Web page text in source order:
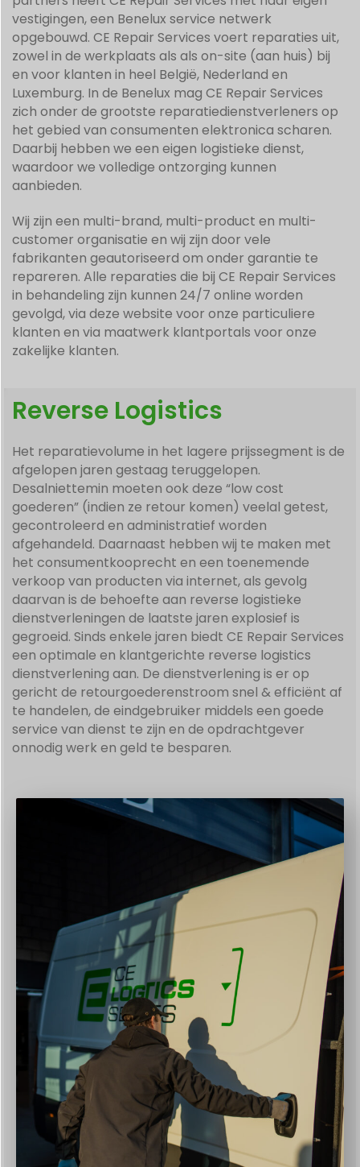
vestigingen, een Benelux service netwerk
opgebouwd. CE Repair Services voert reparaties uit,
zowel in de werkplaats als als on-site (aan huis) bij
en voor klanten in heel België, Nederland en
Luxemburg. In de Benelux mag CE Repair Services
zich onder de grootste reparatiedienstverleners op
het gebied van consumenten elektronica scharen.
Daarbij hebben we een eigen logistieke dienst,
waardoor we volledige ontzorging kunnen
aanbieden.
Wij zijn een multi-brand, multi-product en multi-
customer organisatie en wij zijn door vele
fabrikanten geautoriseerd om onder garantie te
repareren. Alle reparaties die bij CE Repair Services
in behandeling zijn kunnen 24/7 online worden
gevolgd, via deze website voor onze particuliere
klanten en via maatwerk klantportals voor onze
zakelijke klanten.
Reverse Logistics
Het reparatievolume in het lagere prijssegment is de
afgelopen jaren gestaag teruggelopen.
Desalniettemin moeten ook deze “low cost
goederen” (indien ze retour komen) veelal getest,
gecontroleerd en administratief worden
afgehandeld. Daarnaast hebben wij te maken met
het consumentkooprecht en een toenemende
verkoop van producten via internet, als gevolg
daarvan is de behoefte aan reverse logistieke
dienstverleningen de laatste jaren explosief is
gegroeid. Sinds enkele jaren biedt CE Repair Services
een optimale en klantgerichte reverse logistics
dienstverlening aan. De dienstverlening is er op
gericht de retourgoederenstroom snel & efficiënt af
te handelen, de eindgebruiker middels een goede
service van dienst te zijn en de opdrachtgever
onnodig werk en geld te besparen.